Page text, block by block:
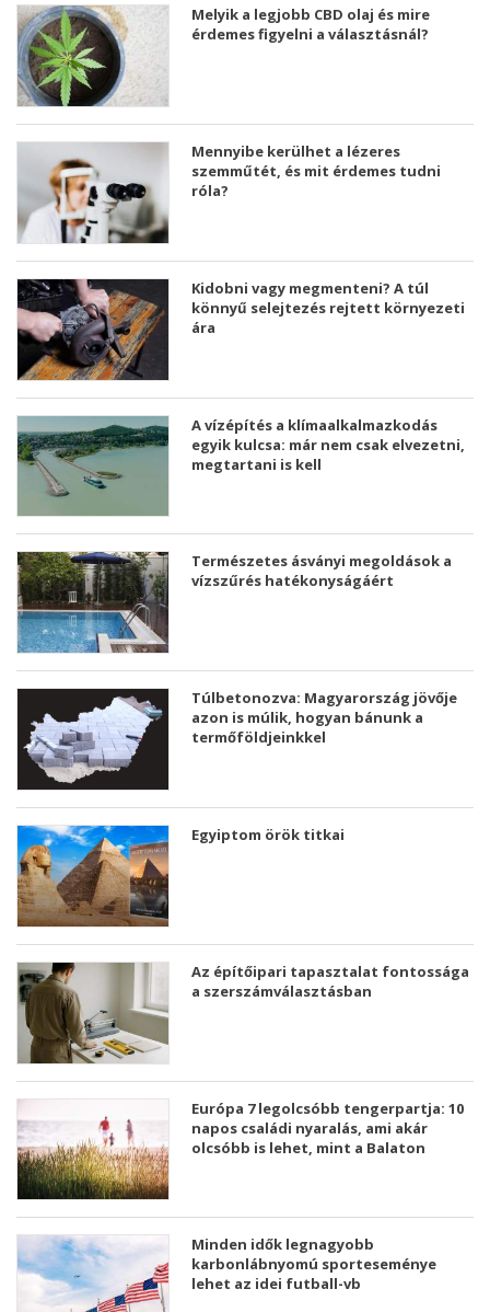
Melyik a legjobb CBD olaj és mire
érdemes figyelni a választásnál?
Mennyibe kerülhet a lézeres
szemműtét, és mit érdemes tudni
róla?
Kidobni vagy megmenteni? A túl
könnyű selejtezés rejtett környezeti
ára
A vízépítés a klímaalkalmazkodás
egyik kulcsa: már nem csak elvezetni,
megtartani is kell
Természetes ásványi megoldások a
vízszűrés hatékonyságáért
Túlbetonozva: Magyarország jövője
azon is múlik, hogyan bánunk a
termőföldjeinkkel
Egyiptom örök titkai
Az építőipari tapasztalat fontossága
a szerszámválasztásban
Európa 7 legolcsóbb tengerpartja: 10
napos családi nyaralás, ami akár
olcsóbb is lehet, mint a Balaton
Minden idők legnagyobb
karbonlábnyomú sporteseménye
lehet az idei futball-vb